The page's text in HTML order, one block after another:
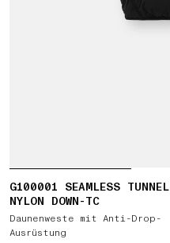
G100001 SEAMLESS TUNNEL
NYLON DOWN-TC
Daunenweste mit Anti-Drop-
Ausrüstung